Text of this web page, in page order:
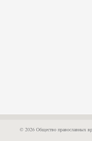
© 2026 Общество православных